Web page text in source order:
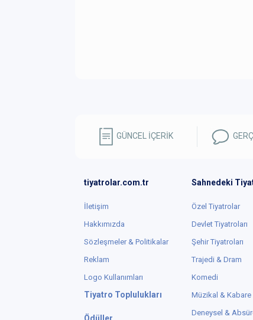
GÜNCEL İÇERİK
tiyatrolar.com.tr
İletişim
Hakkımızda
Sözleşmeler & Politikalar
Reklam
Logo Kullanımları
Tiyatro Toplulukları
Sahnedeki
Özel Tiyatrolar
Devlet Tiyatroları
Şehir Tiyatroları
Trajedi & Dram
Komedi
Müzikal & Kabare
Deneysel &